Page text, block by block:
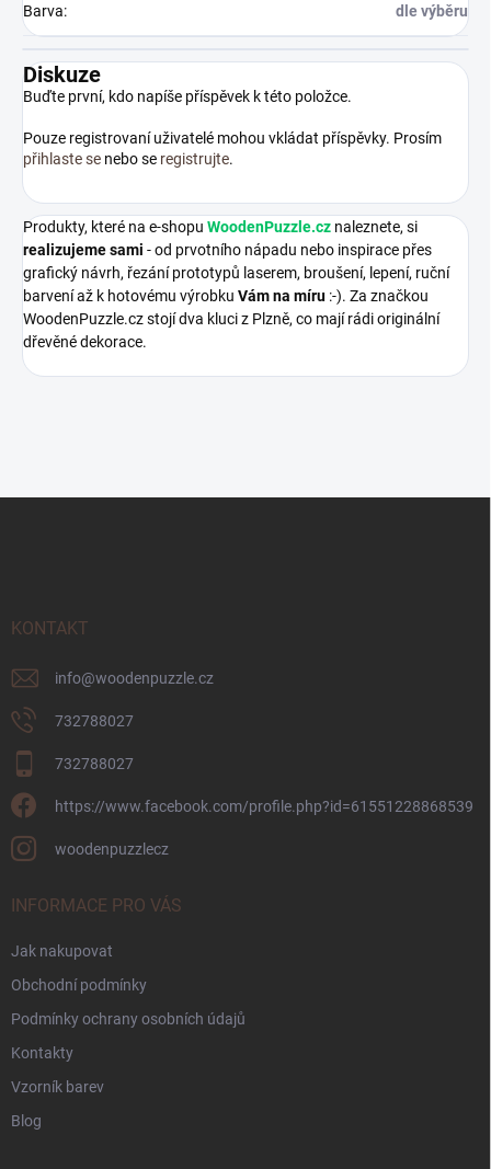
Barva: dle výběru
Diskuze
Buďte první, kdo napíše příspěvek k této položce.
Pouze registrovaní uživatelé mohou vkládat příspěvky. Prosím
přihlaste se nebo se registrujte.
Produkty, které na e-shopu WoodenPuzzle.cz naleznete, si
realizujeme sami - od prvotního nápadu nebo inspirace přes
grafický návrh, řezání prototypů laserem, broušení, lepení, ruční
barvení až k hotovému výrobku Vám na míru :-). Za značkou
WoodenPuzzle.cz stojí dva kluci z Plzně, co mají rádi originální
dřevěné dekorace.
KONTAKT
info@woodenpuzzle.cz
732788027
732788027
https://www.facebook.com/profile.php?id=61551228868539
woodenpuzzlecz
INFORMACE PRO VÁS
Jak nakupovat
Obchodní podmínky
Podmínky ochrany osobních údajů
Kontakty
Vzorník barev
Blog